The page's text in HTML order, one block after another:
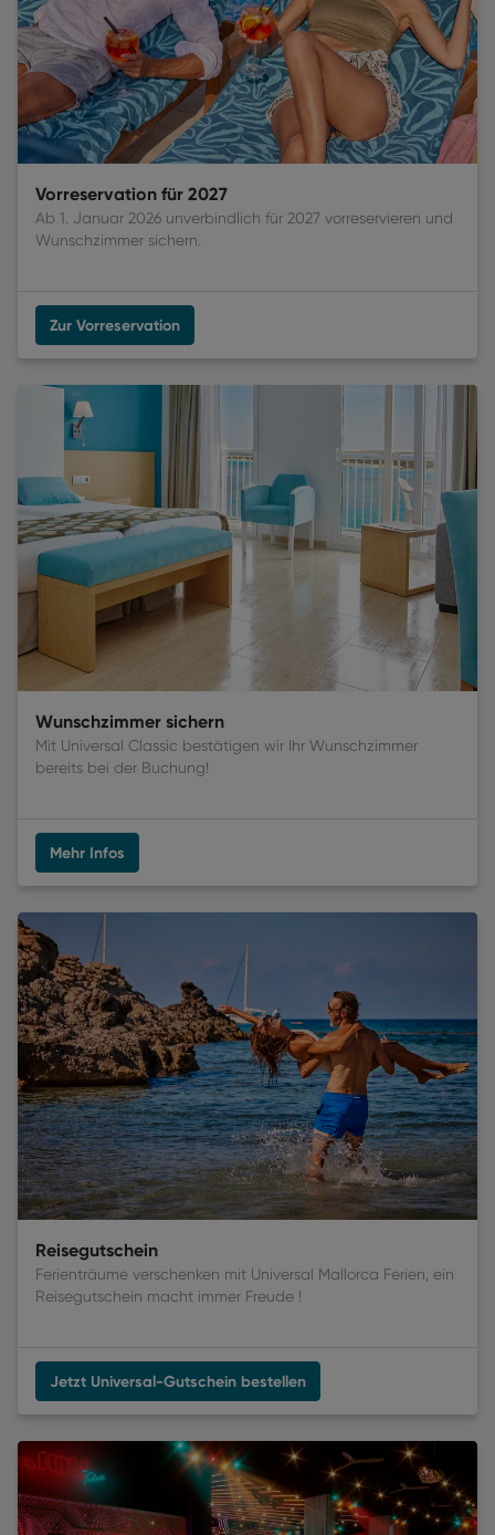
Vorreservation für 2027
Ab 1. Januar 2026 unverbindlich für 2027 vorreservieren und
Wunschzimmer sichern.
Zur Vorreservation
Wunschzimmer sichern
Mit Universal Classic bestätigen wir Ihr Wunschzimmer
bereits bei der Buchung!
Mehr Infos
Reisegutschein
Ferienträume verschenken mit Universal Mallorca Ferien, ein
Reisegutschein macht immer Freude !
Jetzt Universal-Gutschein bestellen